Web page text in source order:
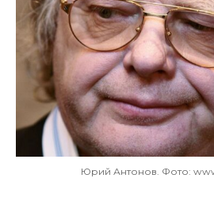
Юрий Антонов. Фото: